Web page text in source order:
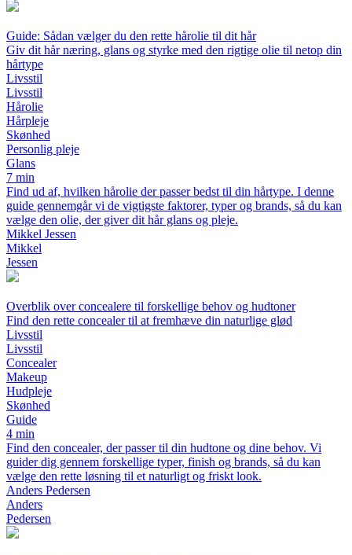
Guide: Sådan vælger du den rette hårolie til dit hår
Giv dit hår næring, glans og styrke med den rigtige olie til netop din
hårtype
Livsstil
Livsstil
Hårolie
Hårpleje
Skønhed
Personlig pleje
Glans
7 min
Find ud af, hvilken hårolie der passer bedst til din hårtype. I denne
guide gennemgår vi de vigtigste faktorer, typer og brands, så du kan
vælge den olie, der giver dit hår glans og pleje.
Mikkel Jessen
Mikkel
Jessen
Overblik over concealere til forskellige behov og hudtoner
Find den rette concealer til at fremhæve din naturlige glød
Livsstil
Livsstil
Concealer
Makeup
Hudpleje
Skønhed
Guide
4 min
Find den concealer, der passer til din hudtone og dine behov. Vi
guider dig gennem forskellige typer, finish og brands, så du kan
vælge den rette løsning til et naturligt og friskt look.
Anders Pedersen
Anders
Pedersen